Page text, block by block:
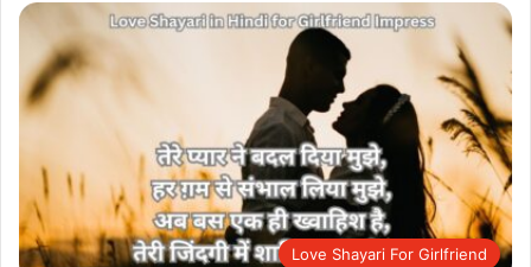
Love Shayari For Girlfriend